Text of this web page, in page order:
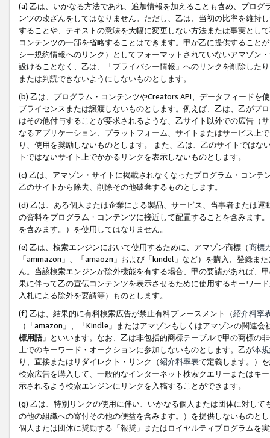
(a) 乙は、いかなる方法であれ、追加情報を加えることも含め、プロ
ンツの改ざんをしてはなりません。ただし、乙は、当初の比率を維持
することや、テキストの意味を大幅に変更しない方法または事実とし
コンテンツの一部を省略することはできます。甲が乙に提供すること
シー規約情報へのリンク）としてフォーマットされていないアマゾン
設けることなく、乙は、「プライバシー情報」へのリンクを削除した
または判読できないようにしないものとします。
(b) 乙は、プログラム・コンテンツやCreators API、データフィード
ブライセンスまたは譲渡しないものとします。例えば、乙は、乙がプ
はその他付与することが要求されるような、乙サイト以外での広告（
なるアプリケーション、プラットフォーム、サイトまたはサービス上
り、使用を奨励しないものとします。 また、乙は、乙のサイトでは
トではないサイト上でかかるリンクを表示しないものとします。
(c) 乙は、アマゾン・サイトに掲載されなくなったプログラム・コン
乙のサイトから除去、削除その他破棄するものとします。
(d) 乙は、ある個人または企業による製品、サービス、当事者または
の資料をプログラム・コンテンツに接近して配置することを含みます
を含みます。）を使用してはなりません。
(e) 乙は、検索エンジンにおいて使用するために、アマゾン商標（商標
「ammazon」、「amaozn」および「kindel」など）を購入、登録ま
ん。当該検索エンジンが除外機能を有する場合、甲の要請があれば、
果に伴って乙の宣伝コンテンツを表示させるために使用するキーワー
入札による除外を要請等）ものとします。
(f) 乙は、結果的に有料検索広告が禁止有料プレースメント（紹介料率
（「amazon」、「Kindle」またはアマゾンもしくはアマゾンの関連
標用語」といいます。なお、乙は非包括的商標テーブルで甲の商標の
上でのキーワード・オークションに参加しないものとします。乙が本
り、直接またはリダイレクト・リンク（紹介料率表で定義します。）
検索広告を購入して、一般的なインターネット検索クエリーまたはキ
示されるよう検索エンジンにリンクを入稿することができます。
(g) 乙は、特別リンクの使用に伴い、いかなる個人または団体に対し
の他の組織への寄付その他の便益を含みます。）を提供しないものと
個人または団体に奨励する「報奨」またはロイヤルティプログラムを